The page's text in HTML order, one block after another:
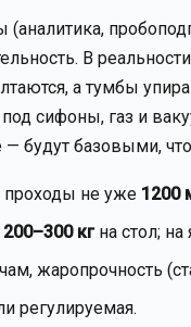
В
а тумбы
сифоны, газ и
базовыми,
проходы не уже 1200
200–300 кгна стол;
жаропрочность
регулируемая.